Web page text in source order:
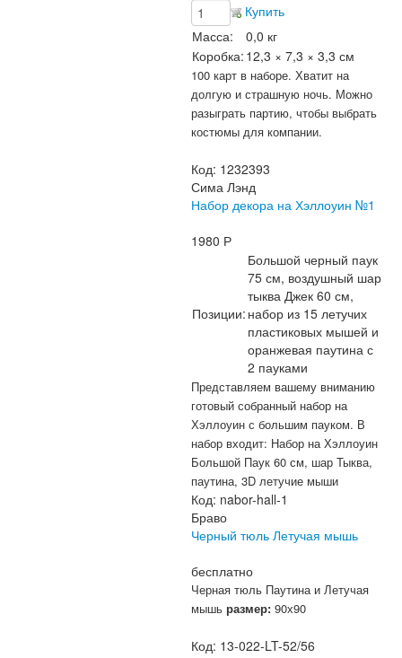
Купить
Масса:
0,0 кг
Коробка: 12,3 × 7,3 × 3,3 см
100 карт в наборе. Хватит на
долгую и страшную ночь. Можно
разыграть партию, чтобы выбрать
костюмы для компании.
Код: 1232393
Сима Лэнд
Набор декора на Хэллоуин №1
1980 Р
Позиции:
Большой черный паук
75 см, воздушный шар
тыква Джек 60 см,
набор из 15 летучих
пластиковых мышей и
оранжевая паутина с
2 пауками
Представляем вашему вниманию
готовый собранный набор на
Хэллоуин с большим пауком. В
набор входит: Набор на Хэллоуин
Большой Паук 60 см, шар Тыква,
паутина, 3D летучие мыши
Код: nabor-hall-1
Браво
Черный тюль Летучая мышь
бесплатно
Черная тюль Паутина и Летучая
мышь размер: 90х90
Код: 13-022-LT-52/56